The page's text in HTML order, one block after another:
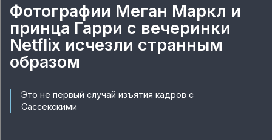
Фотографии Меган Маркл и
принца Гарри с вечеринки
Netflix исчезли странным
образом
Это не первый случай изъятия кадров с
Сассекскими